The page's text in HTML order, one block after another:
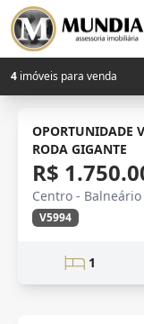
4 imóveis para venda
OPORTUNIDADE
RODA GIGANTE
R$
Centro -
V5994
1